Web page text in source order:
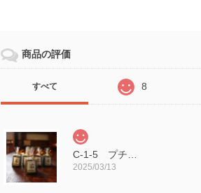
商品の評価
すべて 8
2025/03/13